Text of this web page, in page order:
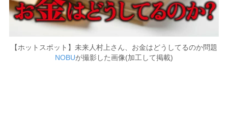
【ホットスポット】未来人村上さん、お金はどうしてるのか問題
NOBUが撮影した画像(加工して掲載)